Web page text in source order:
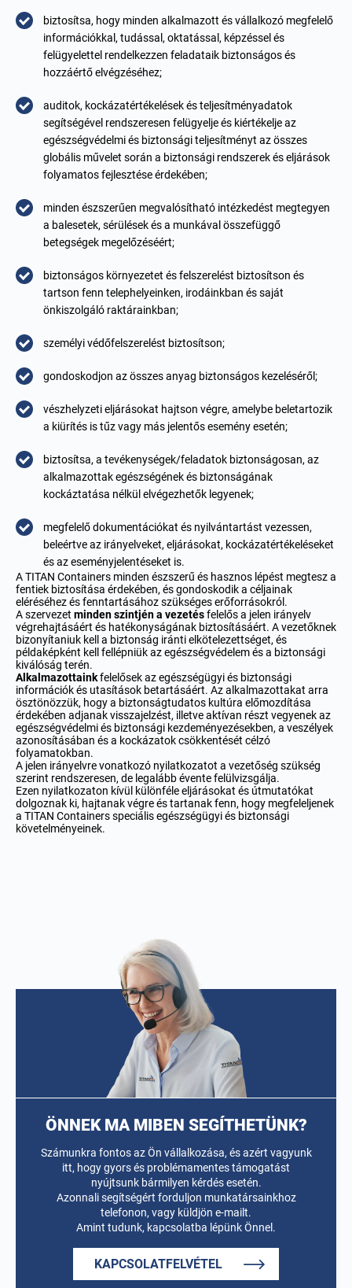
biztosítsa, hogy minden alkalmazott és vállalkozó megfelelő
információkkal, tudással, oktatással, képzéssel és
felügyelettel rendelkezzen feladataik biztonságos és
hozzáértő elvégzéséhez;
auditok, kockázatértékelések és teljesítményadatok
segítségével rendszeresen felügyelje és kiértékelje az
egészségvédelmi és biztonsági teljesítményt az összes
globális művelet során a biztonsági rendszerek és eljárások
folyamatos fejlesztése érdekében;
minden észszerűen megvalósítható intézkedést megtegyen
a balesetek, sérülések és a munkával összefüggő
betegségek megelőzéséért;
biztonságos környezetet és felszerelést biztosítson és
tartson fenn telephelyeinken, irodáinkban és saját
önkiszolgáló raktárainkban;
személyi védőfelszerelést biztosítson;
gondoskodjon az összes anyag biztonságos kezeléséről;
vészhelyzeti eljárásokat hajtson végre, amelybe beletartozik
a kiürítés is tűz vagy más jelentős esemény esetén;
biztosítsa, a tevékenységek/feladatok biztonságosan, az
alkalmazottak egészségének és biztonságának
kockáztatása nélkül elvégezhetők legyenek;
megfelelő dokumentációkat és nyilvántartást vezessen,
beleértve az irányelveket, eljárásokat, kockázatértékeléseket
és az eseményjelentéseket is.
A TITAN Containers minden észszerű és hasznos lépést megtesz a
fentiek biztosítása érdekében, és gondoskodik a céljainak
eléréséhez és fenntartásához szükséges erőforrásokról.
A szervezet minden szintjén a vezetésfelelős a jelen irányelv
végrehajtásáért és hatékonyságának biztosításáért. A vezetőknek
bizonyítaniuk kell a biztonság iránti elkötelezettséget, és
példaképként kell fellépniük az egészségvédelem és a biztonsági
kiválóság terén.
Alkalmazottainkfelelősek az egészségügyi és biztonsági
információk és utasítások betartásáért. Az alkalmazottakat arra
ösztönözzük, hogy a biztonságtudatos kultúra előmozdítása
érdekében adjanak visszajelzést, illetve aktívan részt vegyenek az
egészségvédelmi és biztonsági kezdeményezésekben, a veszélyek
azonosításában és a kockázatok csökkentését célzó
folyamatokban.
A jelen irányelvre vonatkozó nyilatkozatot a vezetőség szükség
szerint rendszeresen, de legalább évente felülvizsgálja.
Ezen nyilatkozaton kívül különféle eljárásokat és útmutatókat
dolgoznak ki, hajtanak végre és tartanak fenn, hogy megfeleljenek
a TITAN Containers speciális egészségügyi és biztonsági
követelményeinek.
ÖNNEK MA MIBEN SEGÍTHETÜNK?
Számunkra fontos az Ön vállalkozása, és azért vagyunk
itt, hogy gyors és problémamentes támogatást
nyújtsunk bármilyen kérdés esetén.
Azonnali segítségért forduljon munkatársainkhoz
telefonon, vagy küldjön e-mailt.
Amint tudunk, kapcsolatba lépünk Önnel.
KAPCSOLATFELVÉTEL